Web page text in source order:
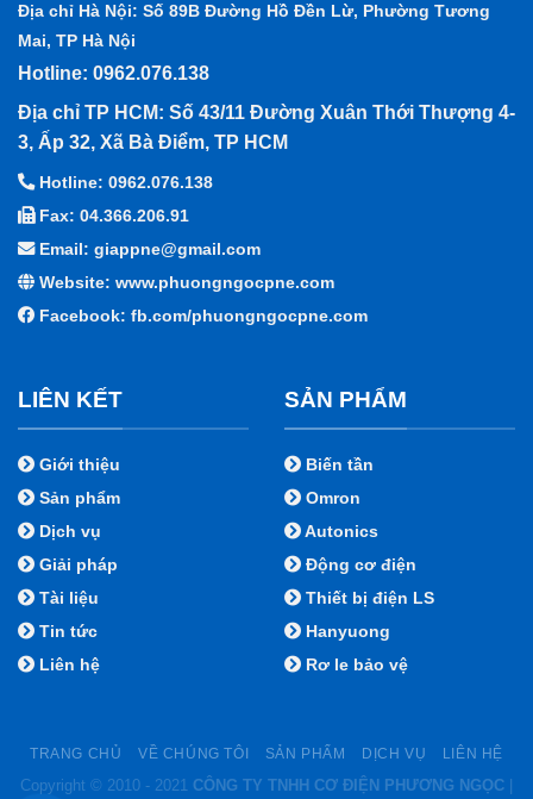
Địa chỉ Hà Nội: Số 89B Đường Hồ Đền Lừ, Phường Tương
Mai, TP Hà Nội
Hotline: 0962.076.138
Địa chỉ TP HCM: Số 43/11 Đường Xuân Thới Thượng 4-
3, Ấp 32, Xã Bà Điểm, TP HCM
Hotline: 0962.076.138
Fax: 04.366.206.91
Email: giappne@gmail.com
Website: www.phuongngocpne.com
Facebook: fb.com/phuongngocpne.com
LIÊN KẾT
Giới thiệu
Sản phẩm
Dịch vụ
Giải pháp
Tài liệu
Tin tức
Liên hệ
SẢN PHẨM
Biến tần
Omron
Autonics
Động cơ điện
Thiết bị điện LS
Hanyuong
Rơ le bảo vệ
TRANG CHỦ VỀ CHÚNG TÔI SẢN PHẨM DỊCH VỤ LIÊN HỆ
Copyright © 2010 - 2021 CÔNG TY TNHH CƠ ĐIỆN PHƯƠNG NGỌC |